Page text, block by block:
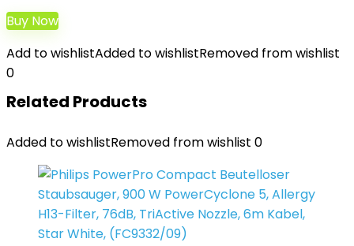
Buy Now
Add to wishlistAdded to wishlistRemoved from wishlist
0
Related Products
Added to wishlistRemoved from wishlist 0